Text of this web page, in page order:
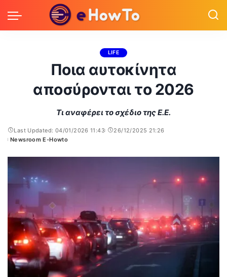
LIFE
Ποια αυτοκίνητα
αποσύρονται το 2026
Τι αναφέρει το σχέδιο της Ε.Ε.
Last Updated: 04/01/2026 11:43
26/12/2025 21:26
Posted
Newsroom E-Howto